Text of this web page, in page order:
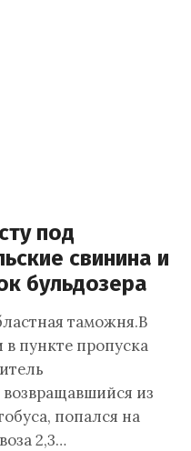
под
свинина и
бульдозера
таможня.В
пункте пропуска
из
попался на
2,3…